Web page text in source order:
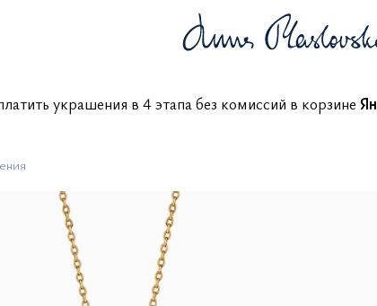
оплатить украшения в 4 этапа без комиссий в корзине